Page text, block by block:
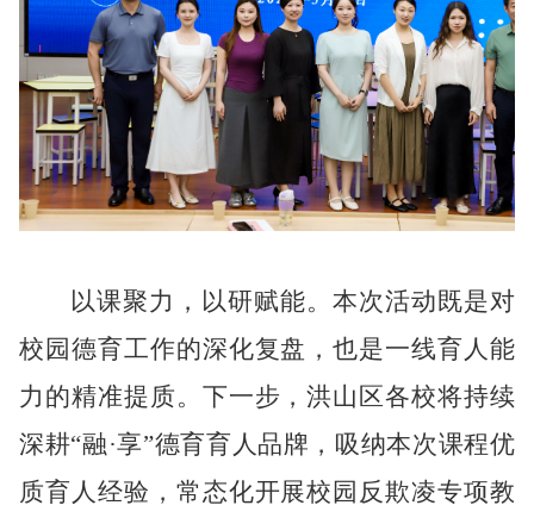
以课聚力，以研赋能。本次活动既是对
校园德育工作的深化复盘，也是一线育人能
力的精准提质。下一步，洪山区各校将持续
深耕“融·享”德育育人品牌，吸纳本次课程优
质育人经验，常态化开展校园反欺凌专项教